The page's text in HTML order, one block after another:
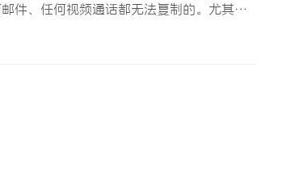
件、任何视频通话都无法复制的。尤其是
——参…